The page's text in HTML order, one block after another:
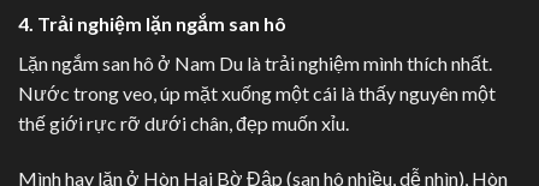
4. Trải nghiệm lặn ngắm san hô
Lặn ngắm san hô ở Nam Du là trải nghiệm mình thích nhất.
Nước trong veo, úp mặt xuống một cái là thấy nguyên một
thế giới rực rỡ dưới chân, đẹp muốn xỉu.
Mình hay lặn ở Hòn Hai Bờ Đập (san hô nhiều, dễ nhìn), Hòn